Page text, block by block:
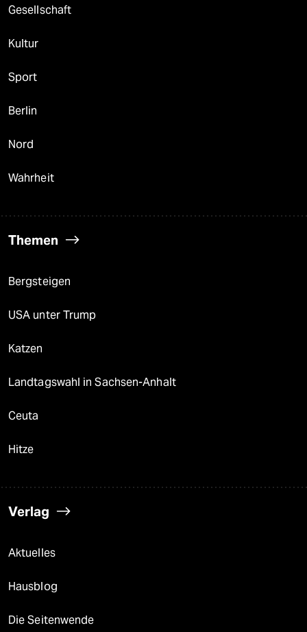
Gesellschaft
Kultur
Sport
Berlin
Nord
Wahrheit
Themen
Bergsteigen
USA unter Trump
Katzen
Landtagswahl in Sachsen-Anhalt
Ceuta
Hitze
Verlag
Aktuelles
Hausblog
Die Seitenwende